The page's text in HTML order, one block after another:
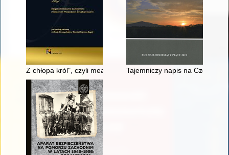
Z chłopa król", czyli meandry awansu kulturowego
Tajemniczy napis na Czole